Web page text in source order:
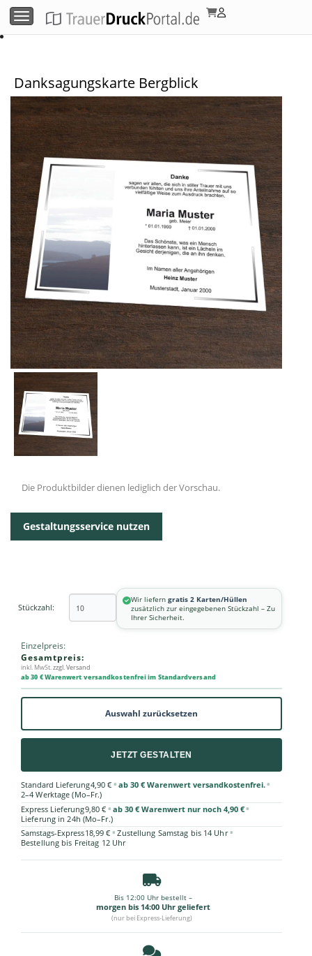
Menü umschalten
Danksagungskarte Bergblick
Die Produktbilder dienen lediglich der Vorschau.
Gestaltungsservice nutzen
Stückzahl:
Wir liefern gratis 2 Karten/Hüllen
zusätzlich zur eingegebenen Stückzahl – Zu
Ihrer Sicherheit.
Einzelpreis:
Gesamtpreis:
inkl. MwSt. zzgl. Versand
ab 30 € Warenwert versandkostenfrei im Standardversand
Auswahl zurücksetzen
JETZT GESTALTEN
Standard Lieferung4,90 € • ab 30 € Warenwert versandkostenfrei.•
2–4 Werktage (Mo–Fr.)
Express Lieferung9,80 € • ab 30 € Warenwert nur noch 4,90 €•
Lieferung in 24h (Mo–Fr.)
Samstags-Express18,99 € • Zustellung Samstag bis 14 Uhr •
Bestellung bis Freitag 12 Uhr
Bis 12:00 Uhr bestellt –
morgen bis 14:00 Uhr geliefert
(nur bei Express-Lieferung)